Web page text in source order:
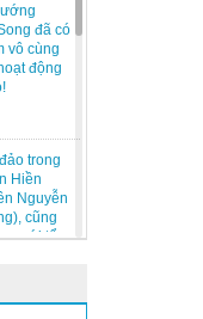
đã có
vô cùng
động
trong
Hiền
Nguyễn
cũng
với tổng